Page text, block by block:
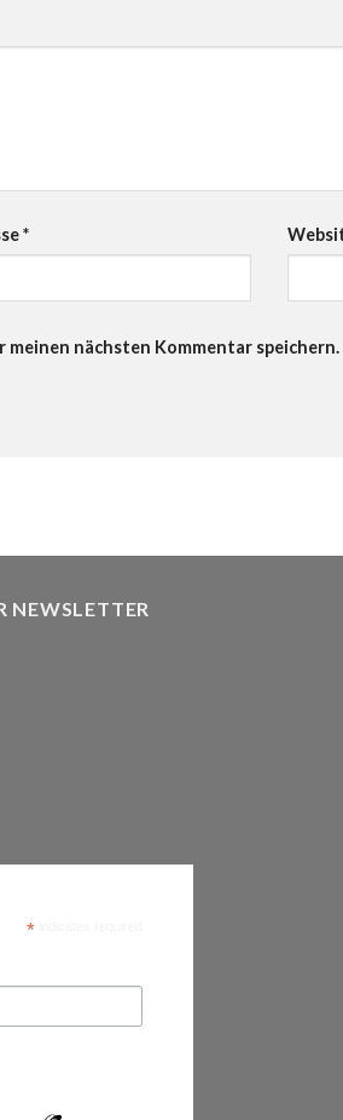
*
meinen nächsten Kommentar speichern.
NEWSLETTER
*indicates required